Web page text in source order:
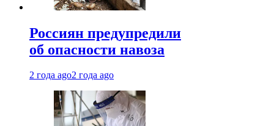
Россиян предупредили
об опасности навоза
2 года ago2 года ago